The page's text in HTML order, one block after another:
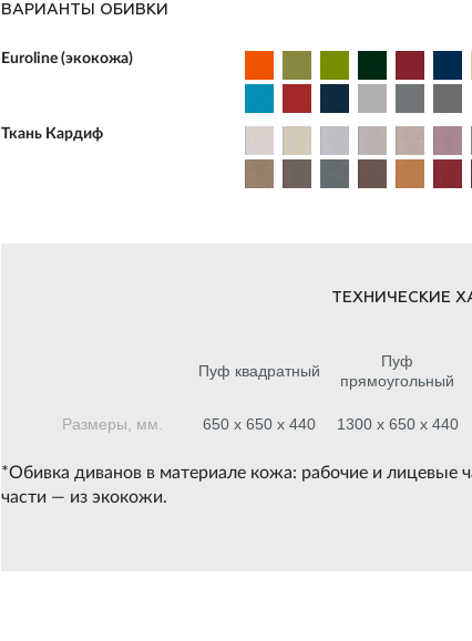
ВАРИАНТЫ ОБИВКИ
Euroline (экокожа)
Ткань Кардиф
ТЕХНИЧЕСКИЕ
Пуф квадратный
Пуф
прямоугольный
Размеры, мм. 650 х 650 х 440 1300 х 650 х 440
*Обивка диванов в материале кожа: рабочие и лицевые
части — из экокожи.